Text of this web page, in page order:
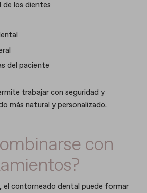
los dientes
del paciente
trabajar con seguridad y
más natural y personalizado.
con
el contorneado dental puede formar